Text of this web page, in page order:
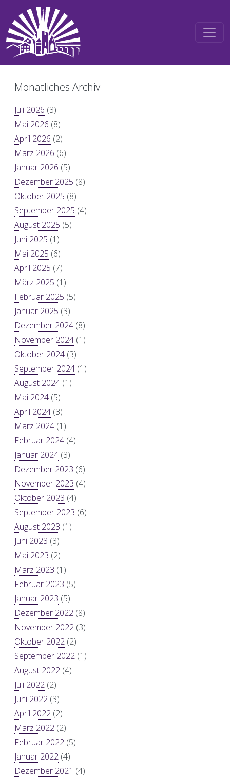
Direkt zum Inhalt
Monatliches Archiv
Juli 2026 (3)
Mai 2026 (8)
April 2026 (2)
März 2026 (6)
Januar 2026 (5)
Dezember 2025 (8)
Oktober 2025 (8)
September 2025 (4)
August 2025 (5)
Juni 2025 (1)
Mai 2025 (6)
April 2025 (7)
März 2025 (1)
Februar 2025 (5)
Januar 2025 (3)
Dezember 2024 (8)
November 2024 (1)
Oktober 2024 (3)
September 2024 (1)
August 2024 (1)
Mai 2024 (5)
April 2024 (3)
März 2024 (1)
Februar 2024 (4)
Januar 2024 (3)
Dezember 2023 (6)
November 2023 (4)
Oktober 2023 (4)
September 2023 (6)
August 2023 (1)
Juni 2023 (3)
Mai 2023 (2)
März 2023 (1)
Februar 2023 (5)
Januar 2023 (5)
Dezember 2022 (8)
November 2022 (3)
Oktober 2022 (2)
September 2022 (1)
August 2022 (4)
Juli 2022 (2)
Juni 2022 (3)
April 2022 (2)
März 2022 (2)
Februar 2022 (5)
Januar 2022 (4)
Dezember 2021 (4)